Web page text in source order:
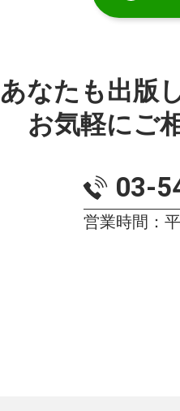
あなたも出版
お気軽にご
03-
営業時間：